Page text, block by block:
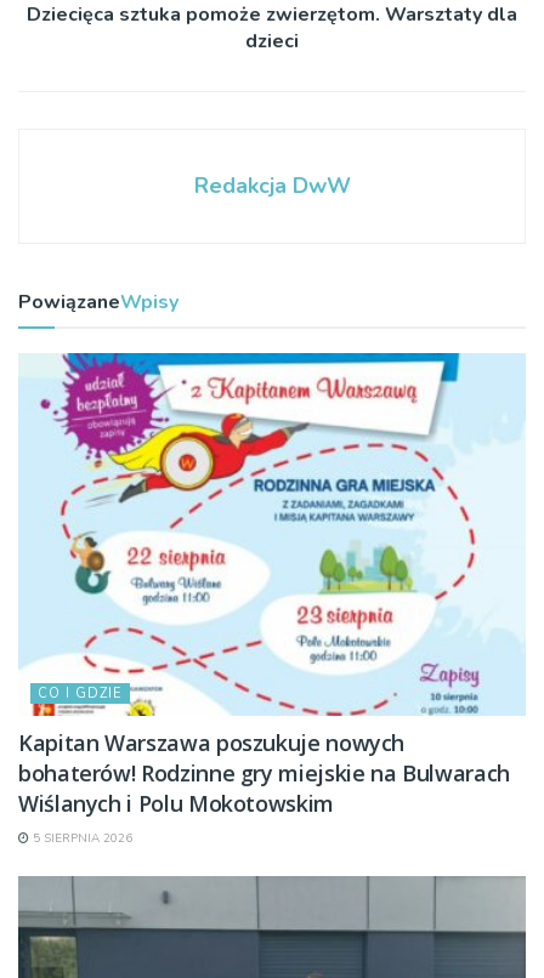
Dziecięca sztuka pomoże zwierzętom. Warsztaty dla
dzieci
Redakcja DwW
PowiązaneWpisy
CO I GDZIE
Kapitan Warszawa poszukuje nowych
bohaterów! Rodzinne gry miejskie na Bulwarach
Wiślanych i Polu Mokotowskim
5 SIERPNIA 2026